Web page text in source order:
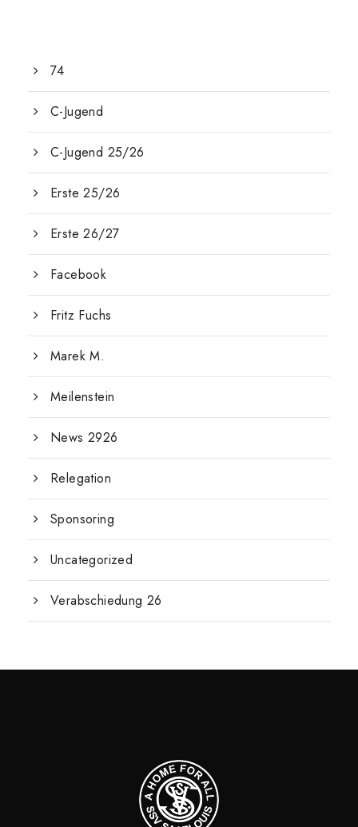
74
C-Jugend
C-Jugend 25/26
Erste 25/26
Erste 26/27
Facebook
Fritz Fuchs
Marek M.
Meilenstein
News 2926
Relegation
Sponsoring
Uncategorized
Verabschiedung 26